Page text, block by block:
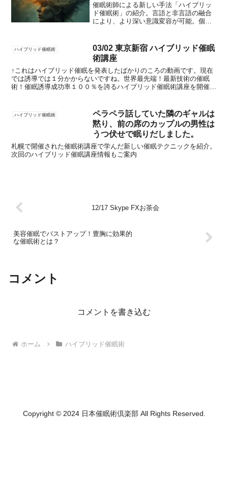
催眠術師による新しい手法「ハイブリッ
ド催眠術」の紹介。言語と非言語の融合
により、より深い意識変容が可能。個人
チ。
ハイブリッド催眠術
03/02 東京新宿 ハイブリッド催眠
術講座
↑これはハイブリッド催眠を発表したばかりのころの動画です。現在
では誘導では１分かからないですね。世界最先端！最新技術の催眠
術！催眠誘導成功率１００％を誇るハイブリッド催眠術講座を開催い
ハイブリッド催眠術
ペラペラ話していた隣のギャルは
黙り、前の席のカップルの男性は
うつ伏せで眠りだしました。
札幌で開催された催眠術講座で学んだ新しい催眠テクニックを紹介。
次回のハイブリッド催眠講座情報もご案内
12/17 Skype FXお茶会
美容催眠でバストアップ！豊胸に効果的
な催眠術とは？
コメント
コメントを書き込む
ホーム ハイブリッド催眠術
Copyright © 2024 日本催眠術倶楽部 All Rights Reserved.